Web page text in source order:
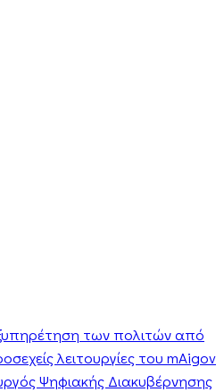
των πολιτών από
λειτουργίες του mAigov
Ψηφιακής Διακυβέρνησης